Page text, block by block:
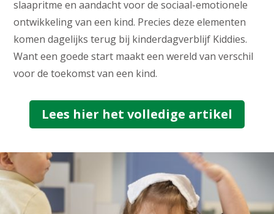
slaapritme en aandacht voor de sociaal-emotionele
ontwikkeling van een kind. Precies deze elementen
komen dagelijks terug bij kinderdagverblijf Kiddies.
Want een goede start maakt een wereld van verschil
voor de toekomst van een kind.
Lees hier het volledige artikel